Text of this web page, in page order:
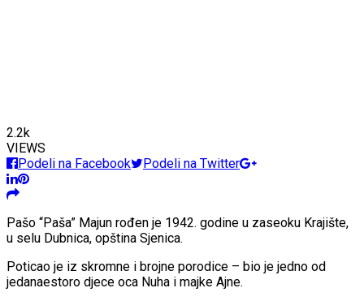
2.2k
VIEWS
Podeli na Facebook
Podeli na Twitter
Pašo “Paša” Majun rođen je 1942. godine u zaseoku Krajište,
u selu Dubnica, opština Sjenica.
Poticao je iz skromne i brojne porodice – bio je jedno od
jedanaestoro djece oca Nuha i majke Ajne.